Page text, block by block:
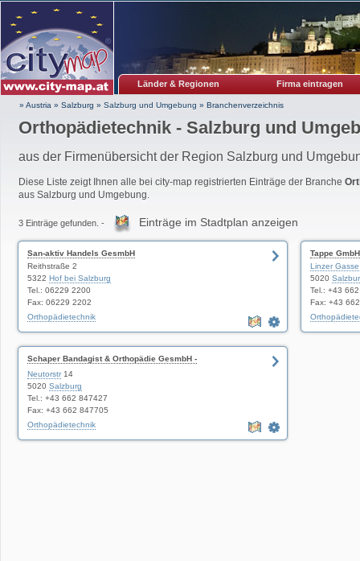
Länder & Regionen Firma eintragen
» Austria » Salzburg » Salzburg und Umgebung » Branchenverzeichnis
Orthopädietechnik - Salzburg und
aus der Firmenübersicht der Region Salzburg und
Diese Liste zeigt Ihnen alle bei city-map registrierten Einträge der Branche
aus Salzburg und Umgebung.
3 Einträge gefunden. - Einträge im Stadtplan anzeigen
San-aktiv Handels GesmbH
Reithstraße 2
5322 Hof bei Salzburg
Tel.: 06229 2200
Fax: 06229 2202
Orthopädietechnik
Tappe GmbH
Linzer Gasse
5020
Tel.: +43
Fax: +43
Schaper Bandagist & Orthopädie GesmbH -
Sanitätshaus
Neutorstr14
5020 Salzburg
Tel.: +43 662 847427
Fax: +43 662 847705
Orthopädietechnik